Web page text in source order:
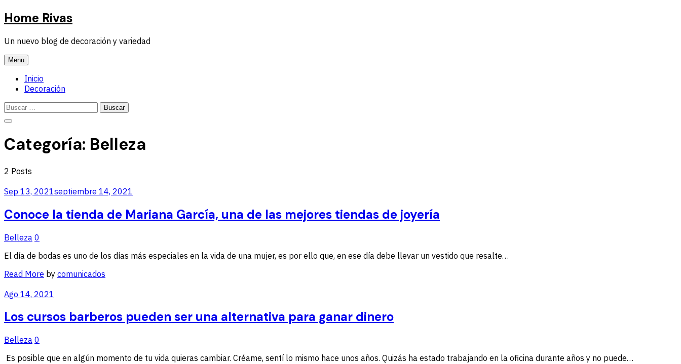
Skip
to
Home Rivas
Un nuevo blog de decoración y variedad
Menu
Inicio
Decoración
Buscar:
Buscar:
Close
Categoría: Belleza
2 Posts
Sep 13, 2021septiembre 14, 2021
Conoce la tienda de Mariana García, una de las mejores tiendas de joyería
Belleza 0
El día de bodas es uno de los días más especiales en la vida de una mujer, es por ello que, en ese día debe llevar un vestido que resalte…
Read More Read
by comunicados
Ago 14, 2021
Los cursos barberos pueden ser una alternativa para ganar dinero
Belleza 0
Es posible que en algún momento de tu vida quieras cambiar. Créame, sentí lo mismo hace unos años. Quizás ha estado trabajando en la oficina durante años y no puede…